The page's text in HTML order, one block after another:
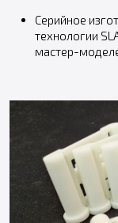
Серийное
технологии
мастер-